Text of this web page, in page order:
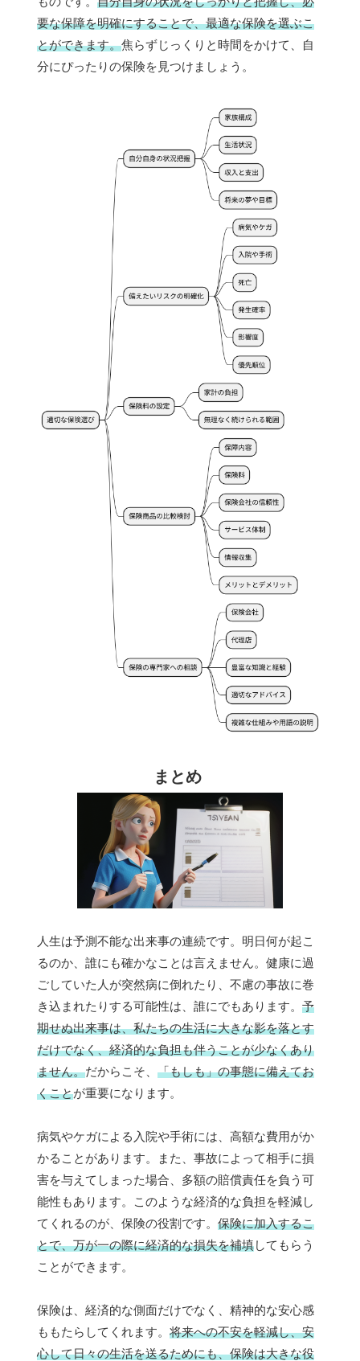
要な保障を明確にすることで、最適な保険を選ぶこ
とができます。焦らずじっくりと時間をかけて、自
分にぴったりの保険を見つけましょう。
まとめ
人生は予測不能な出来事の連続です。明日何が起こ
るのか、誰にも確かなことは言えません。健康に過
ごしていた人が突然病に倒れたり、不慮の事故に巻
き込まれたりする可能性は、誰にでもあります。 予
期せぬ出来事は、私たちの生活に大きな影を落とす
だけでなく、経済的な負担も伴うことが少なくあり
ません。だからこそ、 「もしも」の事態に備えてお
くことが重要になります。
病気やケガによる入院や手術には、高額な費用がか
かることがあります。また、事故によって相手に損
害を与えてしまった場合、多額の賠償責任を負う可
能性もあります。このような経済的な負担を軽減し
てくれるのが、保険の役割です。 保険に加入するこ
とで、万が一の際に経済的な損失を補填してもらう
ことができます。
保険は、経済的な側面だけでなく、精神的な安心感
ももたらしてくれます。 将来への不安を軽減し、安
心して日々の生活を送るためにも、保険は大きな役